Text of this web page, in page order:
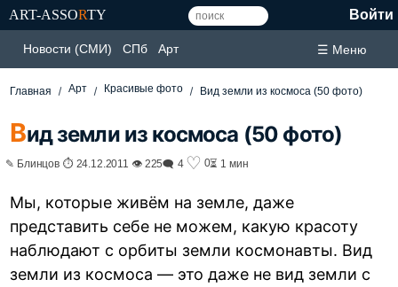
ART-ASSORTY Войти
Новости (СМИ) СПб Арт ☰ Меню
Главная Арт Красивые фото Вид земли из космоса (50 фото)
Вид земли из космоса (50 фото)
✎ Блинцов ⏱ 24.12.2011 👁 225🗨 4 ♡ 0⏳ 1 мин
Мы, которые живём на земле, даже
представить себе не можем, какую красоту
наблюдают с орбиты земли космонавты. Вид
земли из космоса — это даже не вид земли с